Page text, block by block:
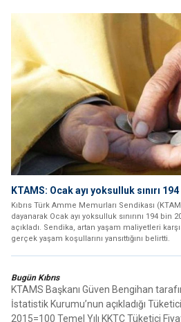
KTAMS: Ocak ayı yoksulluk sınırı
Kıbrıs Türk Amme Memurları Sendikası
dayanarak Ocak ayı yoksulluk sınırını 194 bin
açıkladı. Sendika, artan yaşam maliyetleri
gerçek yaşam koşullarını yansıttığını belirtti.
Bugün Kıbrıs
KTAMS Başkanı Güven Bengihan
İstatistik Kurumu’nun açıkladığı
2015=100 Temel Yılı KKTC Tüketici